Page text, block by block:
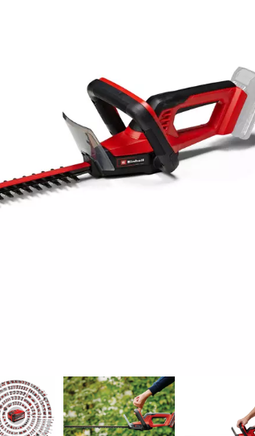
BENZINSKI
AGREGATI –
BUŠAČI –
ČISTAČI –
DROBILICE –
PRSKALICE –
PERAČI –